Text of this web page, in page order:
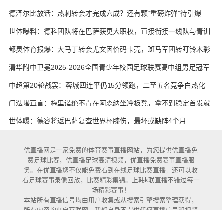
实在
德泽尔比放话：热刺转会才完成六成？还有颗“重磅炸弹”待引爆
世体曝料：德科团队将在巴萨获更大职权，直接衔接一线队与青训
都灵体育报爆：大马丁转会尤文因价码卡壳，斑马军团转盯铃木彩
艳与维卡里奥
清华附中卫冕2025-2026全国青少年校园足球联赛高中组男足冠军
中超第20轮战罢：蓉城四连平仍15分领跑，二至五名竞争白热化
门迭塔直言：梅里诺绝不肯在阿森纳坐冷板凳，拿不到稳定首发就
考虑另寻出路
世体曝：德容将返巴萨复查世界杯膝伤，最坏或缺阵4个月
优直播网是一家免费的体育赛事直播网站，为您提供优直播免
费足球比赛，优直播足球高清视频，优直播免费赛事直播服
务。在优直播您不仅能免费看到在线足球比赛直播，还可以收
看足球赛事录像回放，比赛精彩集锦。上韩k联直播不错过每一
场精彩赛事！
本站所有直播信号均由用户收集或从搜索引擎搜索整理获得，